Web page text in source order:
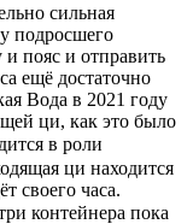
сильная
подросшего
пояс и отправить
ещё достаточно
Вода в 2021 году
ци, как это было
в роли
ци находится
своего часа.
контейнера пока